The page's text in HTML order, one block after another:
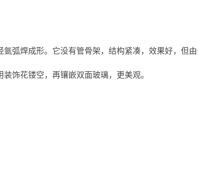
弧焊成形。它没有管骨架，结构紧凑，效果好，但
饰花镂空，再镶嵌双面玻璃，更美观。